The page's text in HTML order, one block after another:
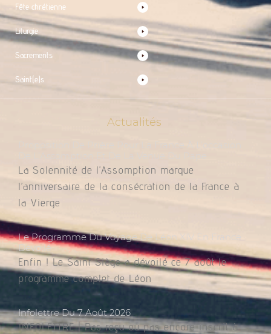
Fête chrétienne
Liturgie
Sacrements
Saint(e)s
Actualités
La Solennité de l’Assomption marque
l’anniversaire de la consécration de la France à
la Vierge
Le Programme Du Voyage De Léon XIV En France
Dévoilé
Enfin ! Le Saint Siège a dévoilé ce 7 août le
programme complet de Léon
Infolettre Du 7 Août 2026
INFOLETTRE | Pas reçu ou pas encore inscrit à